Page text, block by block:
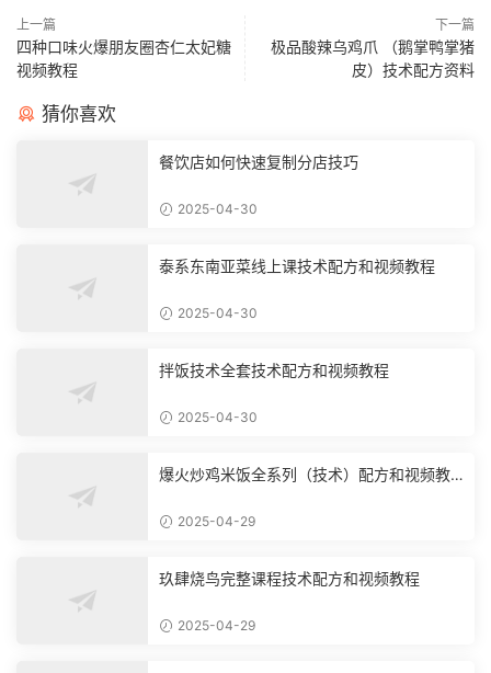
上一篇
四种口味火爆朋友圈杏仁太妃糖
视频教程
下一篇
极品酸辣乌鸡爪 （鹅掌鸭掌猪
皮）技术配方资料
猜你喜欢
餐饮店如何快速复制分店技巧
2025-04-30
泰系东南亚菜线上课技术配方和视频教程
2025-04-30
拌饭技术全套技术配方和视频教程
2025-04-30
爆火炒鸡米饭全系列（技术）配方和视频教
2025-04-29
玖肆烧鸟完整课程技术配方和视频教程
2025-04-29